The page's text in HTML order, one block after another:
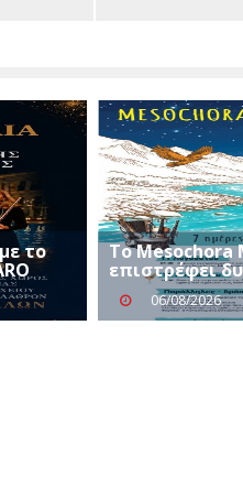
το Το Mesochora
επιστρέφει
06/08/2026